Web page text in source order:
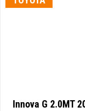
Innova G 2.0MT